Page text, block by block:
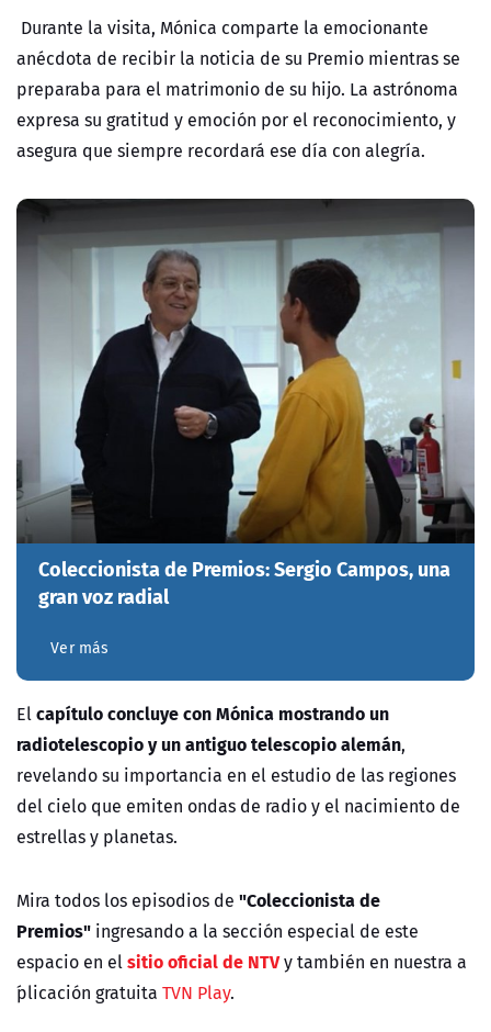
Durante la visita, Mónica comparte la emocionante
anécdota de recibir la noticia de su Premio mientras se
preparaba para el matrimonio de su hijo. La astrónoma
expresa su gratitud y emoción por el reconocimiento, y
asegura que siempre recordará ese día con alegría.
Coleccionista de Premios: Sergio Campos, una
gran voz radial
Ver más
Elcapítulo concluye con Mónica mostrando un
radiotelescopio y un antiguo telescopio alemán,
revelando su importancia en el estudio de las regiones
del cielo que emiten ondas de radio y el nacimiento de
estrellas y planetas.
Mira todos los episodios de "Coleccionista de
Premios" ingresando a la sección especial de este
espacio en elsitio oficial de NTVy también en nuestra a
´plicación gratuita TVN Play.